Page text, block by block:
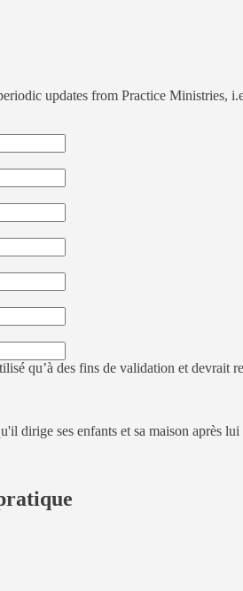
updates from Practice Ministries,
qu’à des fins de validation et devrait
dirige ses enfants et sa maison après